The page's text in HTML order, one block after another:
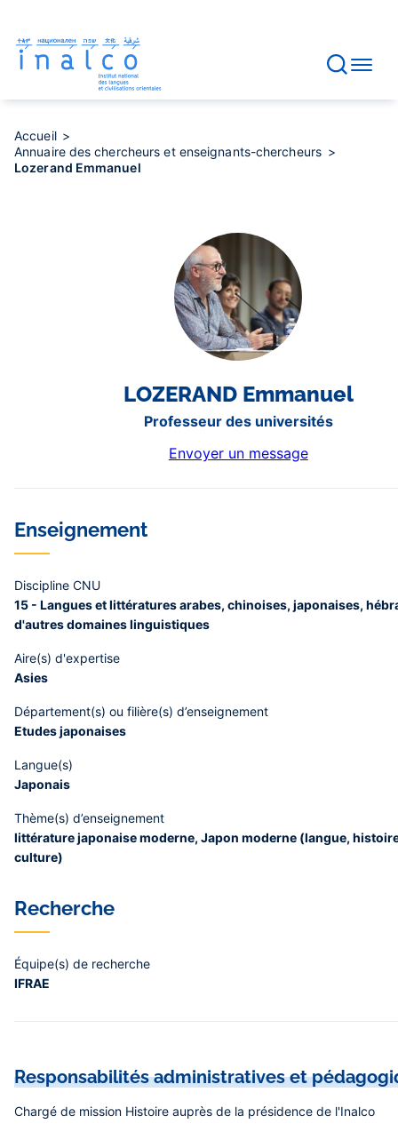
contenu
principal
Accueil
Annuaire des chercheurs et enseignants-chercheurs
Lozerand Emmanuel
LOZERANDEmmanuel
Professeur des universités
Envoyer un message
Enseignement
Discipline CNU
15 - Langues et littératures arabes, chinoises, japonaises,
d'autres domaines linguistiques
Aire(s) d'expertise
Asies
Département(s) ou filière(s) d’enseignement
Etudes japonaises
Langue(s)
Japonais
Thème(s) d’enseignement
littérature japonaise moderne, Japon moderne (langue,
culture)
Recherche
Équipe(s) de recherche
IFRAE
Responsabilités administratives et
Chargé de mission Histoire auprès de la présidence de l'Inalco